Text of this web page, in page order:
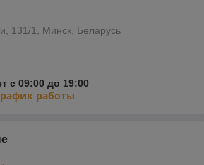
131/1, Минск, Беларусь
с 09:00 до 19:00
работы